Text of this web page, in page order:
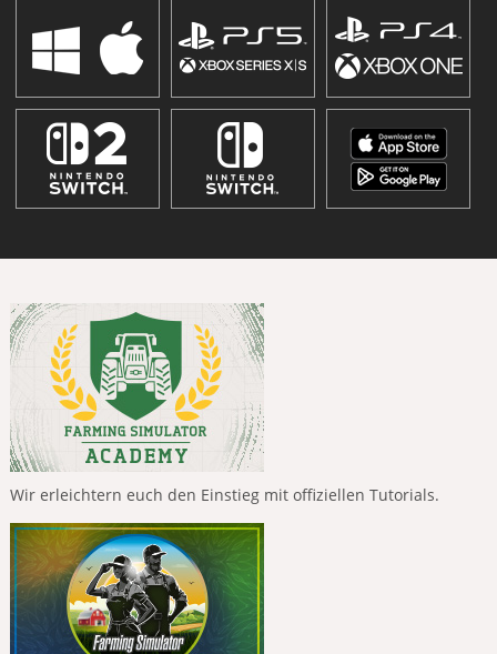
Wir erleichtern euch den Einstieg mit offiziellen Tutorials.